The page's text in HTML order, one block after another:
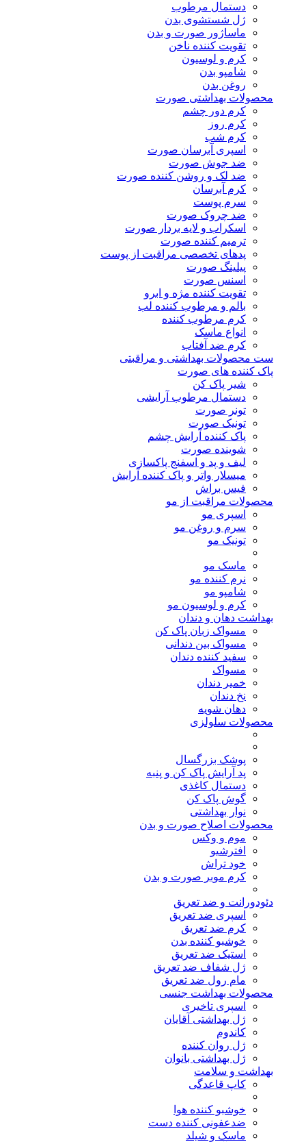
دستمال مرطوب
ژل شستشوی بدن
ماساژور صورت و بدن
تقویت کننده ناخن
کرم و لوسیون
شامپو بدن
روغن بدن
محصولات بهداشتی صورت
کرم دور چشم
کرم روز
کرم شب
اسپری آبرسان صورت
ضد جوش صورت
ضد لک و روشن کننده صورت
کرم آبرسان
سرم پوست
ضد چروک صورت
اسکراب و لایه بردار صورت
ترمیم کننده صورت
پدهای تخصصی مراقبت از پوست
پیلینگ صورت
اسنس صورت
تقویت کننده مژه و ابرو
بالم و مرطوب کننده لب
کرم مرطوب کننده
انواع ماسک
کرم ضد آفتاب
ست محصولات بهداشتی و مراقبتی
پاک کننده های صورت
شیر پاک کن
دستمال مرطوب آرایشی
تونر صورت
تونیک صورت
پاک کننده آرایش چشم
شوینده صورت
لیف و پد و اسفنج پاکسازی
میسلار واتر و پاک کننده آرایش
فیس براش
محصولات مراقبت از مو
اسپری مو
سرم و روغن مو
تونیک مو
ماسک مو
نرم کننده مو
شامپو مو
کرم و لوسیون مو
بهداشت دهان و دندان
مسواک زبان پاک کن
مسواک بین دندانی
سفید کننده دندان
مسواک
خمیر دندان
نخ دندان
دهان شویه
محصولات سلولزی
پوشک بزرگسال
پد آرایش پاک کن و پنبه
دستمال کاغذی
گوش پاک کن
نوار بهداشتی
محصولات اصلاح صورت و بدن
موم و وکس
افترشیو
خود تراش
کرم موبر صورت و بدن
دئودورانت و ضد تعریق
اسپری ضد تعریق
کرم ضد تعریق
خوشبو کننده بدن
استیک ضد تعریق
ژل شفاف ضد تعریق
مام رول ضد تعریق
محصولات بهداشت جنسی
اسپری تاخیری
ژل بهداشتی آقایان
کاندوم
ژل روان کننده
ژل بهداشتی بانوان
بهداشت و سلامت
کاپ قاعدگی
خوشبو کننده هوا
ضدعفونی کننده دست
ماسک و شیلد